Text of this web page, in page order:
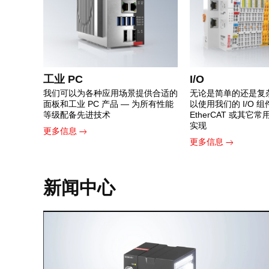
工业 PC
我们可以为各种应用场景提供合适的
面板和工业 PC 产品 — 为所有性能
等级配备先进技术
更多信息
I/O
无论是简单的还是复
以使用我们的 I/O 组
EtherCAT 或其它常
实现
更多信息
新闻中心